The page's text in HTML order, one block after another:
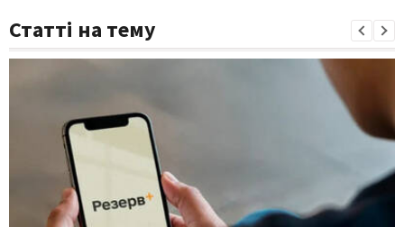
Статті на тему